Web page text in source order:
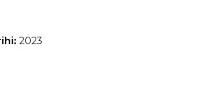
2023